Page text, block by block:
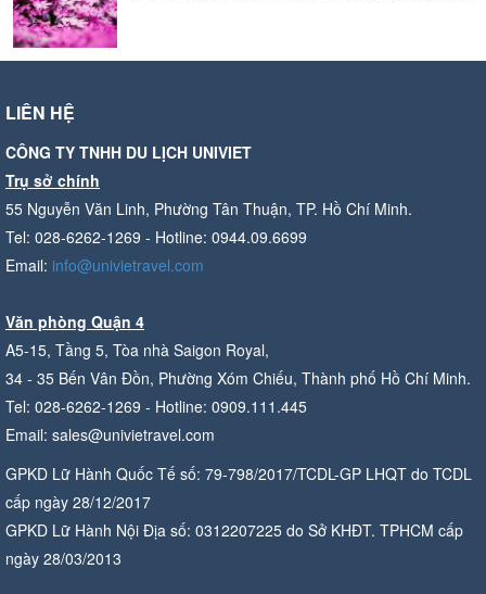
LIÊN HỆ
CÔNG TY TNHH DU LỊCH UNIVIET
Trụ sở chính
55 Nguyễn Văn Linh, Phường Tân Thuận, TP. Hồ Chí Minh.
Tel: 028-6262-1269 - Hotline: 0944.09.6699
Email: info@univietravel.com
Văn phòng Quận 4
A5-15, Tầng 5, Tòa nhà Saigon Royal,
34 - 35 Bến Vân Đồn, Phường Xóm Chiếu, Thành phố Hồ Chí Minh.
Tel: 028-6262-1269 - Hotline: 0909.111.445
Email: sales@univietravel.com
GPKD Lữ Hành Quốc Tế số: 79-798/2017/TCDL-GP LHQT do TCDL
cấp ngày 28/12/2017
GPKD Lữ Hành Nội Địa số: 0312207225 do Sở KHĐT. TPHCM cấp
ngày 28/03/2013